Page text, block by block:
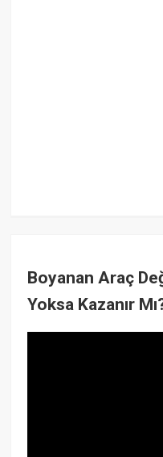
Boyanan Araç
Yoksa Kazanır